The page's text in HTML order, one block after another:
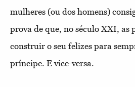
mulheres (ou dos homens)
prova de que, no século XXI, as
construir o seu felizes para
príncipe. E vice-versa.